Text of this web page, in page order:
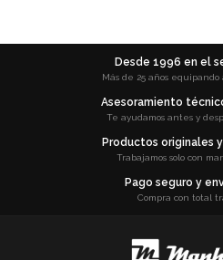
Desde 1996 en el
Más de 25 años equipando
Asesoramiento
Te ayudamos antes y
Productos originales
Trabajamos solo con
Pago seguro y
Compra con total